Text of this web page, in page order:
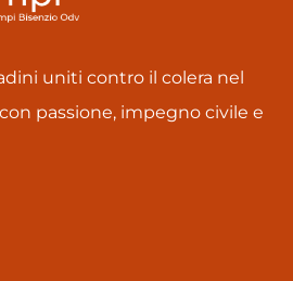
uniti contro il colera nel
passione, impegno civile e